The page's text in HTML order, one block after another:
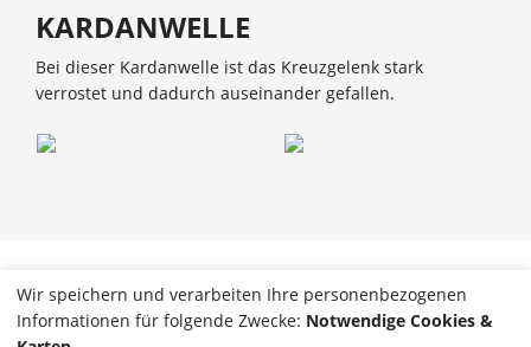
KARDANWELLE
Bei dieser Kardanwelle ist das Kreuzgelenk stark
verrostet und dadurch auseinander gefallen.
REIFEN UND FELGEN
Wir speichern und verarbeiten Ihre personenbezogenen
Informationen für folgende Zwecke: Notwendige Cookies &